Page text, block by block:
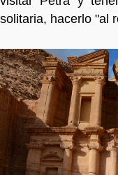
solitaria, hacerlo "al